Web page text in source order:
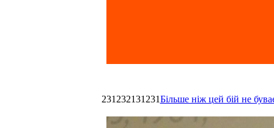
231232131231Більше ніж цей бій не